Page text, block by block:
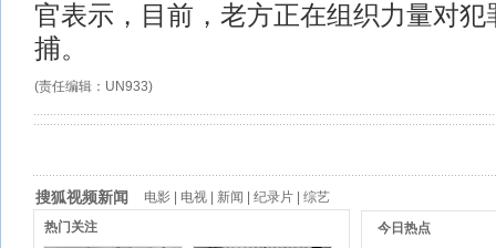
官表示，目前，老方正在组织力量对犯
捕。
(责任编辑：UN933)
搜狐视频新闻 电影 电视 新闻 纪录片
综艺
热门关注
今日热点